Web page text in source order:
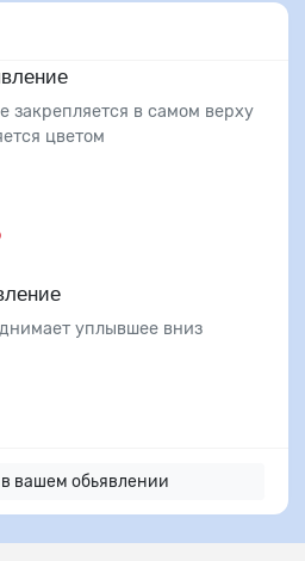
закрепляется в самом верху
цветом
уплывшее вниз
вашем обьявлении